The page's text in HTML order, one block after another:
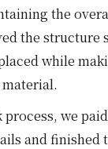
the
the structure
while
we
and finished